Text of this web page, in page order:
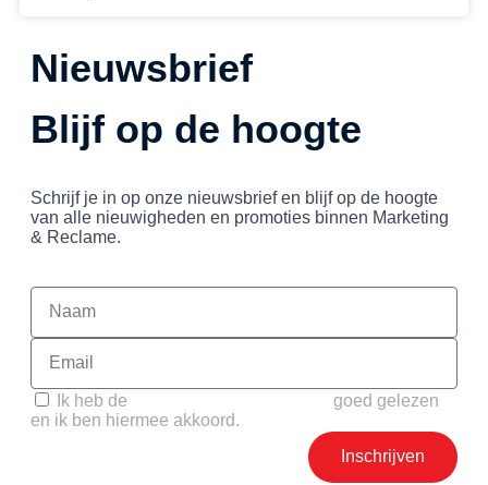
Nieuwsbrief
Blijf op de hoogte
Schrijf je in op onze nieuwsbrief en blijf op de hoogte
van alle nieuwigheden en promoties binnen Marketing
& Reclame.
Ik heb de
goed gelezen
en ik ben hiermee akkoord.
Inschrijven